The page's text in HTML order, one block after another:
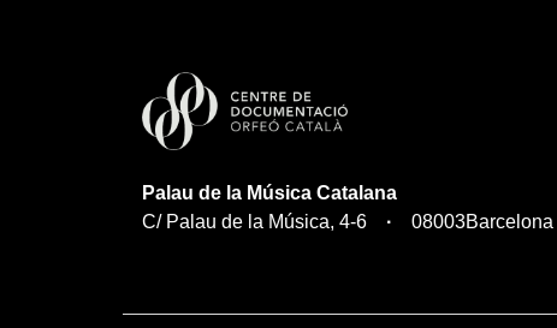
Palau de la Música Catalana
C/ Palau de la Música, 4-6
08003Barcelona